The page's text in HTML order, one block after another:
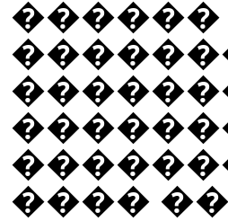
����